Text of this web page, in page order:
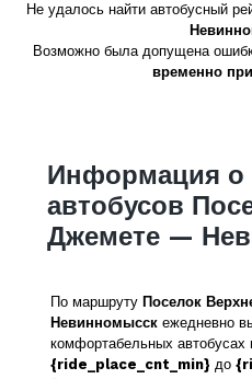
Не удалось найти автобусный
Возможно была допущена
временно
Информация о
автобусов
Джемете —
По маршруту Поселок
Невинномысск ежедневно
комфортабельных автобусах
{ride_place_cnt_min} до